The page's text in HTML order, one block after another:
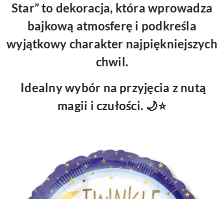
Star” to dekoracja, która wprowadza
bajkową atmosferę i podkreśla
wyjątkowy charakter najpiękniejszych
chwil.
Idealny wybór na przyjęcia z nutą
magii i czułości. 🌙⭐